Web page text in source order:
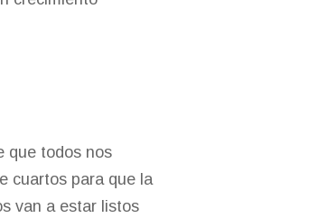
que todos nos
cuartos para que la
van a estar listos